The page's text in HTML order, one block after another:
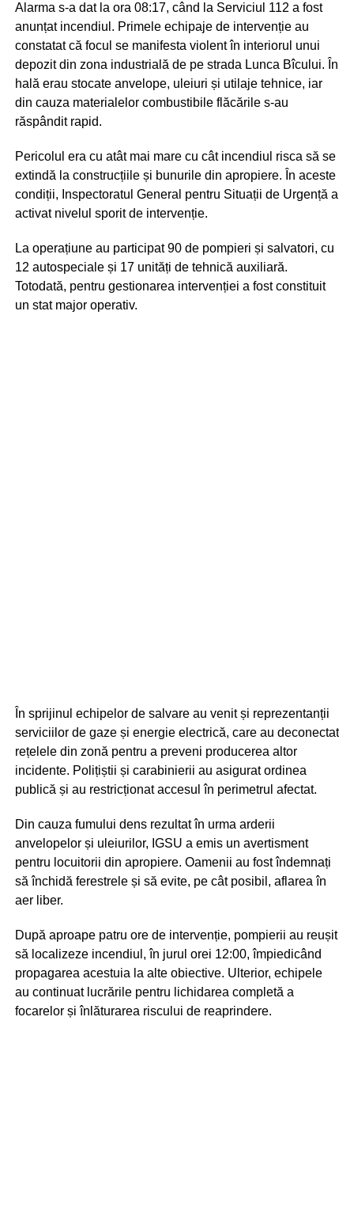
Alarma s-a dat la ora 08:17, când la Serviciul 112 a fost
anunțat incendiul. Primele echipaje de intervenție au
constatat că focul se manifesta violent în interiorul unui
depozit din zona industrială de pe strada Lunca Bîcului. În
hală erau stocate anvelope, uleiuri și utilaje tehnice, iar
din cauza materialelor combustibile flăcările s-au
răspândit rapid.
Pericolul era cu atât mai mare cu cât incendiul risca să se
extindă la construcțiile și bunurile din apropiere. În aceste
condiții, Inspectoratul General pentru Situații de Urgență a
activat nivelul sporit de intervenție.
La operațiune au participat 90 de pompieri și salvatori, cu
12 autospeciale și 17 unități de tehnică auxiliară.
Totodată, pentru gestionarea intervenției a fost constituit
un stat major operativ.
În sprijinul echipelor de salvare au venit și reprezentanții
serviciilor de gaze și energie electrică, care au deconectat
rețelele din zonă pentru a preveni producerea altor
incidente. Polițiștii și carabinierii au asigurat ordinea
publică și au restricționat accesul în perimetrul afectat.
Din cauza fumului dens rezultat în urma arderii
anvelopelor și uleiurilor, IGSU a emis un avertisment
pentru locuitorii din apropiere. Oamenii au fost îndemnați
să închidă ferestrele și să evite, pe cât posibil, aflarea în
aer liber.
După aproape patru ore de intervenție, pompierii au reușit
să localizeze incendiul, în jurul orei 12:00, împiedicând
propagarea acestuia la alte obiective. Ulterior, echipele
au continuat lucrările pentru lichidarea completă a
focarelor și înlăturarea riscului de reaprindere.